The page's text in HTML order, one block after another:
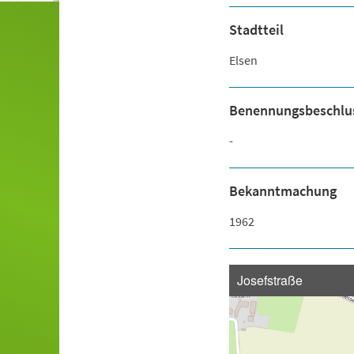
Stadtteil
Elsen
-
Bekanntmachung
1962
Josefstraße